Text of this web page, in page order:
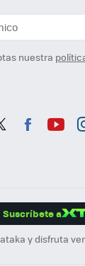
nuestra
Suscríbete a
y disfruta